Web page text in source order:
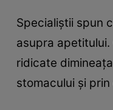
Specialiștii spun
asupra
ridicate
stomacului și